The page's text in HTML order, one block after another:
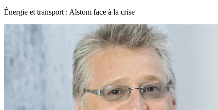
Énergie et transport : Alstom face à la crise